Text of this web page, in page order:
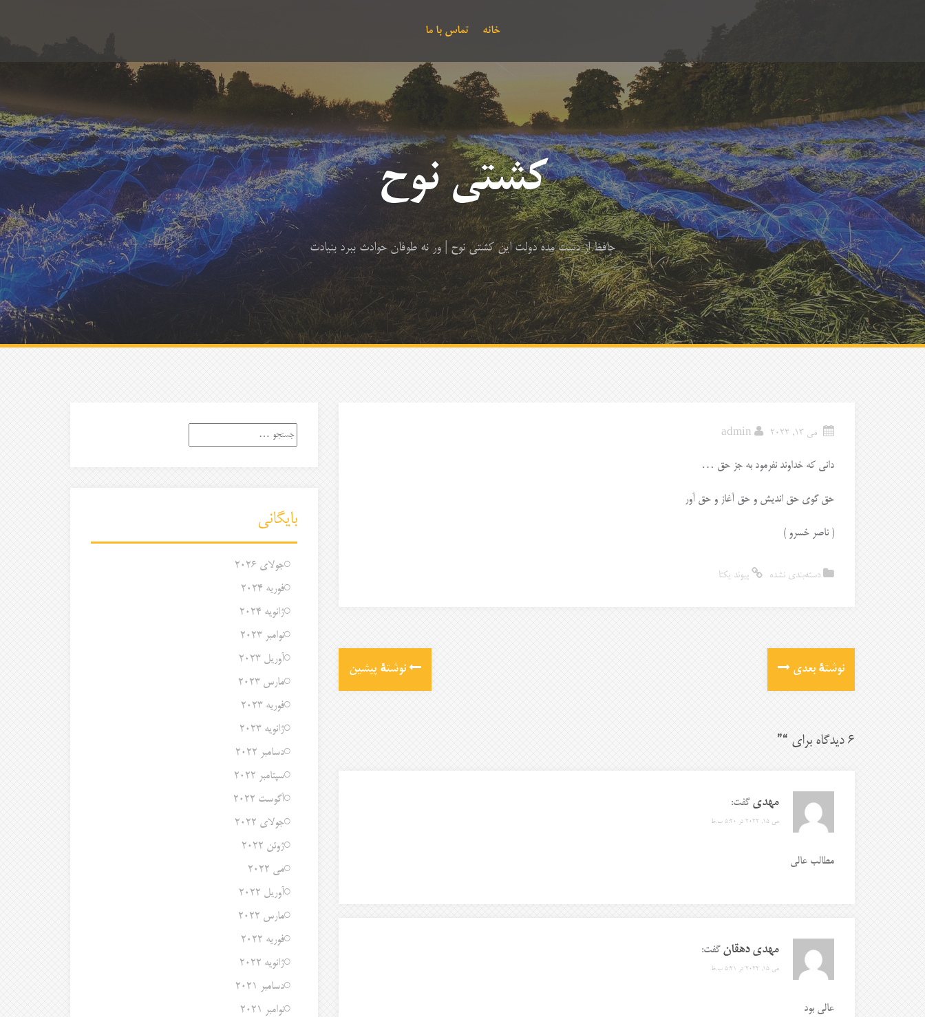
خانه تماس با ما
کشتی نوح
حافظ از دست مده دولت این کشتی نوح | ور نه طوفان حوادث ببرد بنیادت
می 13, 2022 admin
دانی که خداوند نفرمود به جز حق …
حق گوی حق اندیش و حق آغاز و حق آور
( ناصر خسرو )
دسته‌بندی نشده پیوند یکتا
نوشتهٔ پیشین نوشتهٔ بعدی
6 دیدگاه برای “ ”
مهدی گفت:
می 15, 2022 در 5:20 ب.ظ
مطالب عالی
مهدی دهقان گفت:
می 15, 2022 در 5:21 ب.ظ
عالی بود
جستجو
بایگانی
جولای 2026
فوریه 2024
ژانویه 2024
نوامبر 2023
آوریل 2023
مارس 2023
فوریه 2023
ژانویه 2023
دسامبر 2022
سپتامبر 2022
آگوست 2022
جولای 2022
ژوئن 2022
می 2022
آوریل 2022
مارس 2022
فوریه 2022
ژانویه 2022
دسامبر 2021
نوامبر 2021